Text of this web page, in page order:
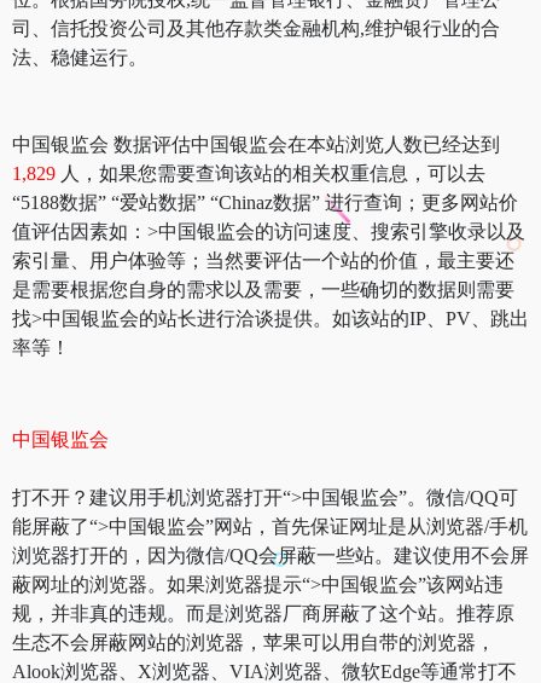
司、信托投资公司及其他存款类金融机构,维护银行业的合
法、稳健运行。
中国银监会 数据评估中国银监会在本站浏览人数已经达到
1,829 人，如果您需要查询该站的相关权重信息，可以去
“5188数据” “爱站数据” “Chinaz数据” 进行查询；更多网站价
值评估因素如：>中国银监会的访问速度、搜索引擎收录以及
索引量、用户体验等；当然要评估一个站的价值，最主要还
是需要根据您自身的需求以及需要，一些确切的数据则需要
找>中国银监会的站长进行洽谈提供。如该站的IP、PV、跳出
率等！
中国银监会
打不开？建议用手机浏览器打开“>中国银监会”。微信/QQ可
能屏蔽了“>中国银监会”网站，首先保证网址是从浏览器/手机
浏览器打开的，因为微信/QQ会屏蔽一些站。建议使用不会屏
蔽网址的浏览器。如果浏览器提示“>中国银监会”该网站违
规，并非真的违规。而是浏览器厂商屏蔽了这个站。推荐原
生态不会屏蔽网站的浏览器，苹果可以用自带的浏览器，
Alook浏览器、X浏览器、VIA浏览器、微软Edge等通常打不